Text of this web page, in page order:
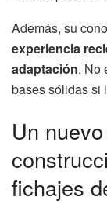
Además, su
experiencia
adaptación. No
bases sólidas si
Un
fichajes